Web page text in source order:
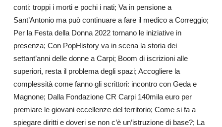
conti: troppi i morti e pochi i nati; Va in pensione a
Sant’Antonio ma può continuare a fare il medico a Correggio;
Per la Festa della Donna 2022 tornano le iniziative in
presenza; Con PopHistory va in scena la storia dei
settant’anni delle donne a Carpi; Boom di iscrizioni alle
superiori, resta il problema degli spazi; Accogliere la
complessità come fanno gli scrittori: incontro con Geda e
Magnone; Dalla Fondazione CR Carpi 140mila euro per
premiare le giovani eccellenze del territorio; Come si fa a
spiegare diritti e doveri se non c’è un’istruzione di base?; La